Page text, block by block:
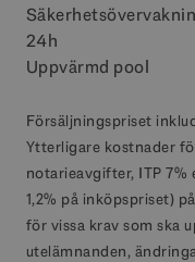
24h
Uppvärmd pool
Försäljningspriset
Ytterligare kostnader
notarieavgifter, ITP
1,2% på inköpspriset)
för vissa krav som ska
utelämnanden,